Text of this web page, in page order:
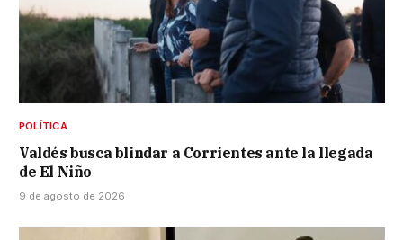
POLÍTICA
Valdés busca blindar a Corrientes ante la llegada
de El Niño
9 de agosto de 2026